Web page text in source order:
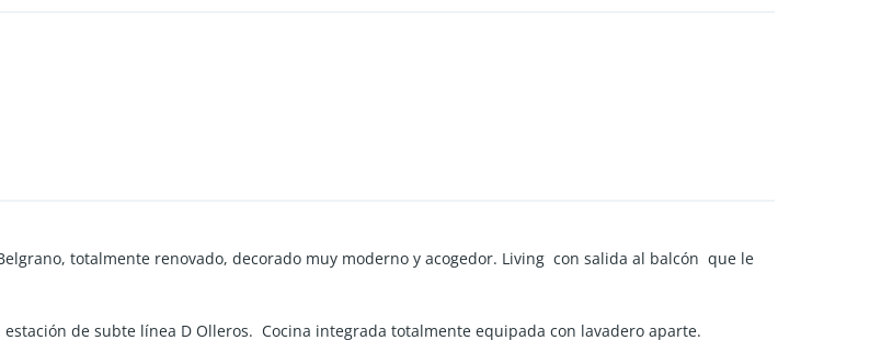
totalmente renovado, decorado muy moderno y acogedor. Living con salida al balcón que le
de subte línea D Olleros. Cocina integrada totalmente equipada con lavadero aparte.